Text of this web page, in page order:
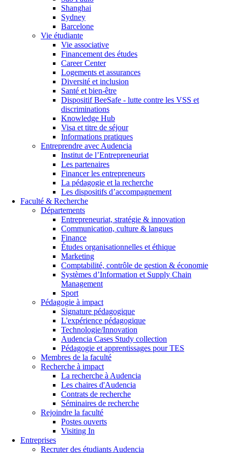
Shanghai
Sydney
Barcelone
Vie étudiante
Vie associative
Financement des études
Career Center
Logements et assurances
Diversité et inclusion
Santé et bien-être
Dispositif BeeSafe - lutte contre les VSS et
discriminations
Knowledge Hub
Visa et titre de séjour
Informations pratiques
Entreprendre avec Audencia
Institut de l’Entrepreneuriat
Les partenaires
Financer les entrepreneurs
La pédagogie et la recherche
Les dispositifs d’accompagnement
Faculté & Recherche
Départements
Entrepreneuriat, stratégie & innovation
Communication, culture & langues
Finance
Études organisationnelles et éthique
Marketing
Comptabilité, contrôle de gestion & économie
Systèmes d’Information et Supply Chain
Management
Sport
Pédagogie à impact
Signature pédagogique
L'expérience pédagogique
Technologie/Innovation
Audencia Cases Study collection
Pédagogie et apprentissages pour TES
Membres de la faculté
Recherche à impact
La recherche à Audencia
Les chaires d'Audencia
Contrats de recherche
Séminaires de recherche
Rejoindre la faculté
Postes ouverts
Visiting In
Entreprises
Recruter des étudiants Audencia